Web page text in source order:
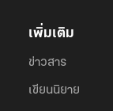
เพิ่มเติม
ข่าวสาร
เขียนนิยาย